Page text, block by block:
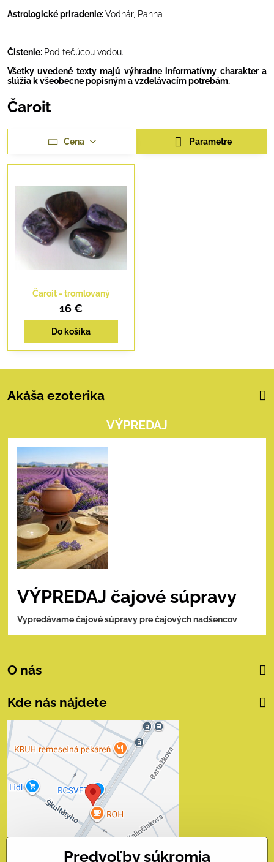
Astrologické priradenie:Vodnár, Panna
Čistenie: Pod tečúcou vodou.
Všetky uvedené texty majú výhradne informatívny charakter a
slúžia k všeobecne popisným a vzdelávacím potrebám.
Čaroit
Cena Parametre
Čaroit - tromlovaný
16 €
Do košíka
Akáša ezoterika
VÝPREDAJ
VÝPREDAJ čajové súpravy
Vypredávame čajové súpravy pre čajových nadšencov
O nás
Kde nás nájdete
Externý obsah je
blokovaný Voľbami
súkromia
Prajete si načítať externý obsah?
Povoliť tentokrát
Predvoľby súkromia